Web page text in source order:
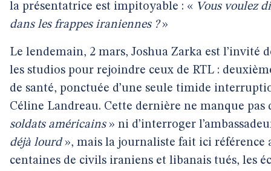
la présentatrice est impitoyable : « Vous voulez
dans les frappes iraniennes ?»
Le lendemain, 2 mars, Joshua Zarka est
les studios pour rejoindre ceux de RTL :
de santé, ponctuée d’une seule timide
Céline Landreau. Cette dernière ne manque pas
soldats américains» ni d’interroger
déjà lourd», mais la journaliste fait ici référence
centaines de civils iraniens et libanais tués, les